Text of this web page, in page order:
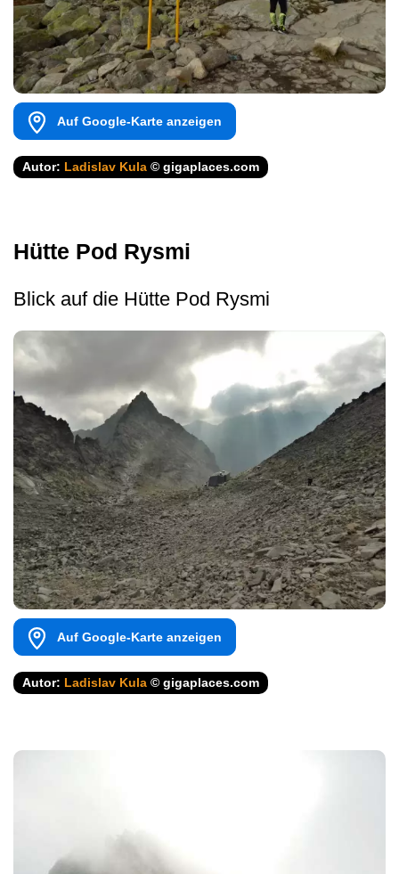
Auf Google-Karte anzeigen
Autor: Ladislav Kula © gigaplaces.com
Hütte Pod Rysmi
Blick auf die Hütte Pod Rysmi
Auf Google-Karte anzeigen
Autor: Ladislav Kula © gigaplaces.com